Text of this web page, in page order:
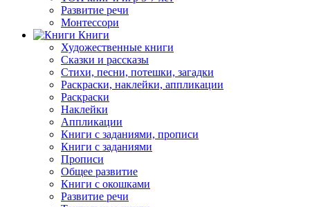
Развитие речи
Монтессори
Книги
Художественные книги
Сказки и рассказы
Стихи, песни, потешки, загадки
Раскраски, наклейки, аппликации
Раскраски
Наклейки
Аппликации
Книги с заданиями, прописи
Книги с заданиями
Прописи
Общее развитие
Книги с окошками
Развитие речи